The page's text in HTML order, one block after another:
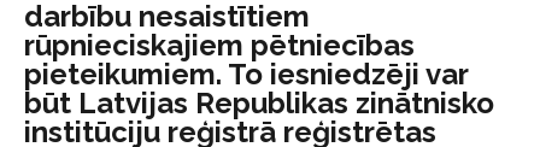
darbību nesaistītiem
rūpnieciskajiem pētniecības
pieteikumiem. To iesniedzēji var
būt Latvijas Republikas zinātnisko
institūciju reģistrā reģistrētas